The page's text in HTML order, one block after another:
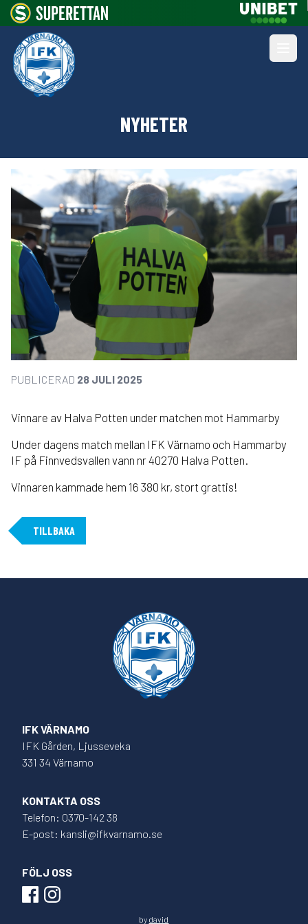
NYHETER
PUBLICERAD 28 JULI 2025
Vinnare av Halva Potten under matchen mot Hammarby
Under dagens match mellan IFK Värnamo och Hammarby
IF på Finnvedsvallen vann nr 40270 Halva Potten.
Vinnaren kammade hem 16 380 kr, stort grattis!
TILLBAKA
IFK VÄRNAMO
IFK Gården, Ljusseveka
331 34 Värnamo
KONTAKTA OSS
Telefon: 0370-142 38
E-post: kansli@ifkvarnamo.se
FÖLJ OSS
by david